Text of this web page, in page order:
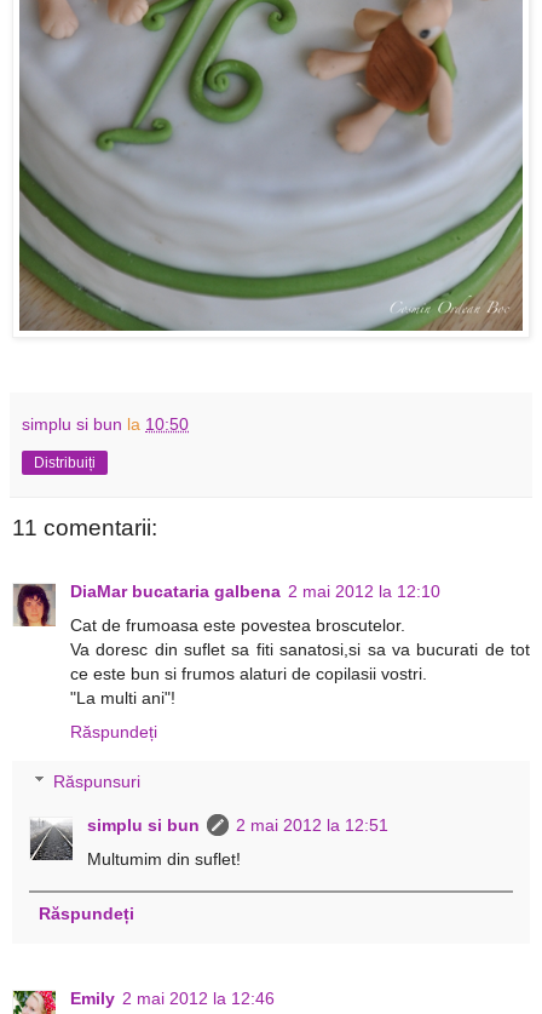
simplu si bun la 10:50
Distribuiți
11 comentarii:
DiaMar bucataria galbena 2 mai 2012 la 12:10
Cat de frumoasa este povestea broscutelor.
Va doresc din suflet sa fiti sanatosi,si sa va bucurati de tot
ce este bun si frumos alaturi de copilasii vostri.
"La multi ani"!
Răspundeți
Răspunsuri
simplu si bun
2 mai 2012 la 12:51
Multumim din suflet!
Răspundeți
Emily 2 mai 2012 la 12:46